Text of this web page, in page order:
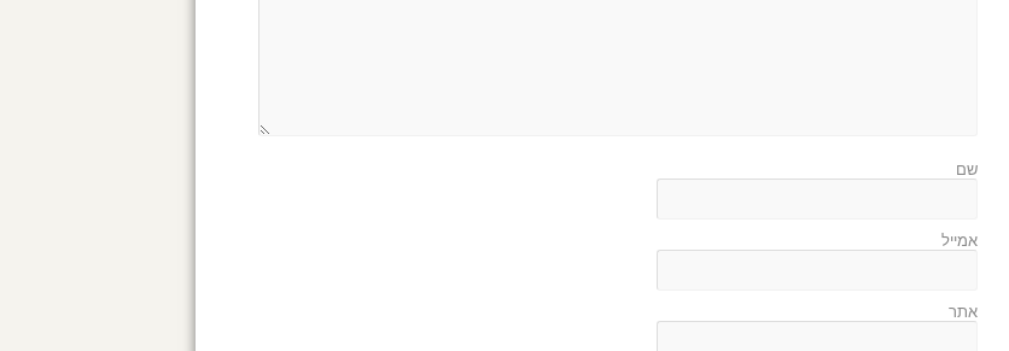
שם
אמייל
אתר